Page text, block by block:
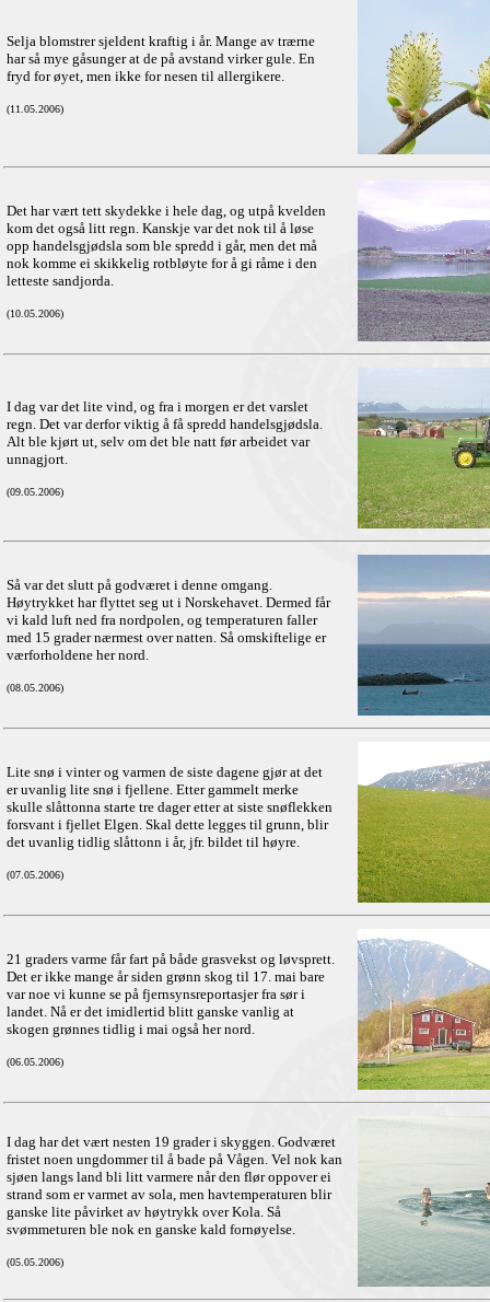
Selja blomstrer sjeldent kraftig i år. Mange av trærne
har så mye gåsunger at de på avstand virker gule. En
fryd for øyet, men ikke for nesen til allergikere.
(11.05.2006)
Det har vært tett skydekke i hele dag, og utpå kvelden
kom det også litt regn. Kanskje var det nok til å løse
opp handelsgjødsla som ble spredd i går, men det må
nok komme ei skikkelig rotbløyte for å gi råme i den
letteste sandjorda.
(10.05.2006)
I dag var det lite vind, og fra i morgen er det varslet
regn. Det var derfor viktig å få spredd handelsgjødsla.
Alt ble kjørt ut, selv om det ble natt før arbeidet var
unnagjort.
(09.05.2006)
Så var det slutt på godværet i denne omgang.
Høytrykket har flyttet seg ut i Norskehavet. Dermed får
vi kald luft ned fra nordpolen, og temperaturen faller
med 15 grader nærmest over natten. Så omskiftelige er
værforholdene her nord.
(08.05.2006)
Lite snø i vinter og varmen de siste dagene gjør at det
er uvanlig lite snø i fjellene. Etter gammelt merke
skulle slåttonna starte tre dager etter at siste snøflekken
forsvant i fjellet Elgen. Skal dette legges til grunn, blir
det uvanlig tidlig slåttonn i år, jfr. bildet til høyre.
(07.05.2006)
21 graders varme får fart på både grasvekst og løvsprett.
Det er ikke mange år siden grønn skog til 17. mai bare
var noe vi kunne se på fjernsynsreportasjer fra sør i
landet. Nå er det imidlertid blitt ganske vanlig at
skogen grønnes tidlig i mai også her nord.
(06.05.2006)
I dag har det vært nesten 19 grader i skyggen. Godværet
fristet noen ungdommer til å bade på Vågen. Vel nok kan
sjøen langs land bli litt varmere når den flør oppover ei
strand som er varmet av sola, men havtemperaturen blir
ganske lite påvirket av høytrykk over Kola. Så
svømmeturen ble nok en ganske kald fornøyelse.
(05.05.2006)